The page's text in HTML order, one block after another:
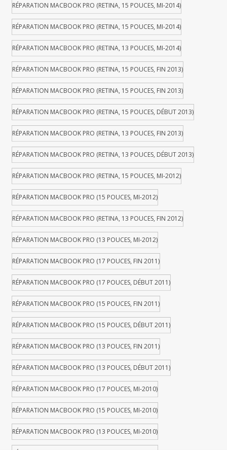
RÉPARATION MACBOOK PRO (RETINA, 15 POUCES, MI-2014)
RÉPARATION MACBOOK PRO (RETINA, 15 POUCES, MI-2014)
RÉPARATION MACBOOK PRO (RETINA, 13 POUCES, MI-2014)
RÉPARATION MACBOOK PRO (RETINA, 15 POUCES, FIN 2013)
RÉPARATION MACBOOK PRO (RETINA, 15 POUCES, FIN 2013)
RÉPARATION MACBOOK PRO (RETINA, 15 POUCES, DÉBUT 2013)
RÉPARATION MACBOOK PRO (RETINA, 13 POUCES, FIN 2013)
RÉPARATION MACBOOK PRO (RETINA, 13 POUCES, DÉBUT 2013)
RÉPARATION MACBOOK PRO (RETINA, 15 POUCES, MI-2012)
RÉPARATION MACBOOK PRO (15 POUCES, MI-2012)
RÉPARATION MACBOOK PRO (RETINA, 13 POUCES, FIN 2012)
RÉPARATION MACBOOK PRO (13 POUCES, MI-2012)
RÉPARATION MACBOOK PRO (17 POUCES, FIN 2011)
RÉPARATION MACBOOK PRO (17 POUCES, DÉBUT 2011)
RÉPARATION MACBOOK PRO (15 POUCES, FIN 2011)
RÉPARATION MACBOOK PRO (15 POUCES, DÉBUT 2011)
RÉPARATION MACBOOK PRO (13 POUCES, FIN 2011)
RÉPARATION MACBOOK PRO (13 POUCES, DÉBUT 2011)
RÉPARATION MACBOOK PRO (17 POUCES, MI-2010)
RÉPARATION MACBOOK PRO (15 POUCES, MI-2010)
RÉPARATION MACBOOK PRO (13 POUCES, MI-2010)